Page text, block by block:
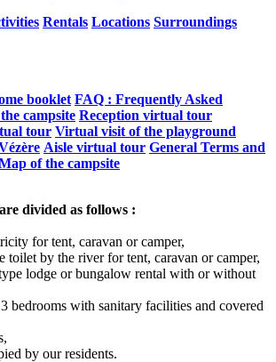
Rentals Locations Surroundings
booklet FAQ : Frequently Asked
campsite Reception virtual tour
tour Virtual visit of the playground
Aisle virtual tour General Terms and
of the campsite
divided as follows :
for tent, caravan or camper,
toilet by the river for tent, caravan or camper,
lodge or bungalow rental with or without
bedrooms with sanitary facilities and covered
by our residents.